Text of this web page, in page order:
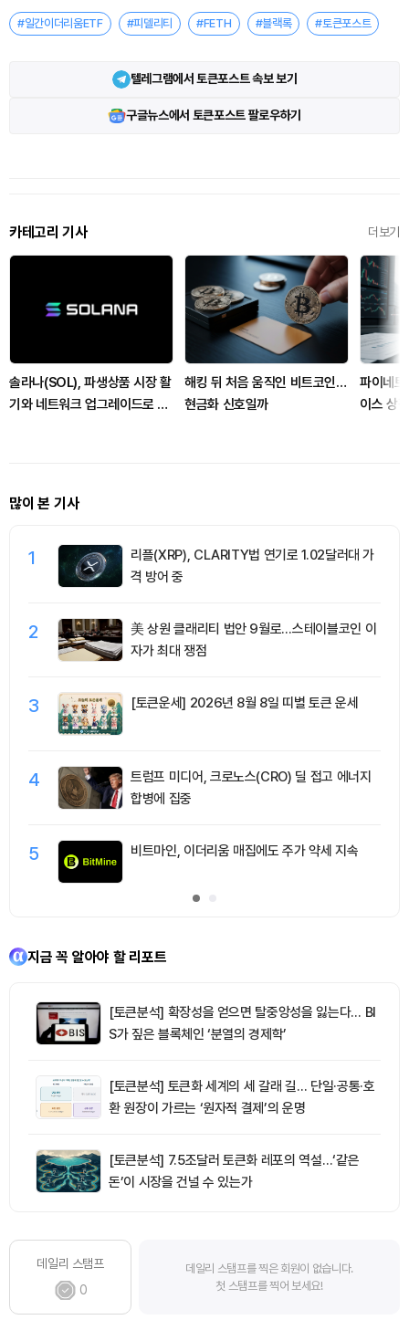
#일간이더리움ETF #피델리티 #FETH #블랙록 #토큰포스트
텔레그램에서 토큰포스트 속보 보기
구글뉴스에서 토큰포스트 팔로우하기
카테고리 기사 더보기
솔라나(SOL), 파생상품 시장 활
기와 네트워크 업그레이드로 주
해킹 뒤 처음 움직인 비트코인…
현금화 신호일까
파이네트
이스 상
많이 본 기사
1
리플(XRP), CLARITY법 연기로 1.02달러대 가
격 방어 중
2
美 상원 클래리티 법안 9월로…스테이블코인 이
자가 최대 쟁점
3 [토큰운세] 2026년 8월 8일 띠별 토큰 운세
4
트럼프 미디어, 크로노스(CRO) 딜 접고 에너지
합병에 집중
5 비트마인, 이더리움 매집에도 주가 약세 지속
지금 꼭 알아야 할 리포트
[토큰분석] 확장성을 얻으면 탈중앙성을 잃는다… BI
S가 짚은 블록체인 ‘분열의 경제학’
[토큰분석] 토큰화 세계의 세 갈래 길… 단일·공통·호
환 원장이 가르는 ‘원자적 결제’의 운명
[토큰분석] 7.5조달러 토큰화 레포의 역설…‘같은
돈’이 시장을 건널 수 있는가
데일리 스탬프
0
데일리 스탬프를 찍은 회원이 없습니다.
첫 스탬프를 찍어 보세요!